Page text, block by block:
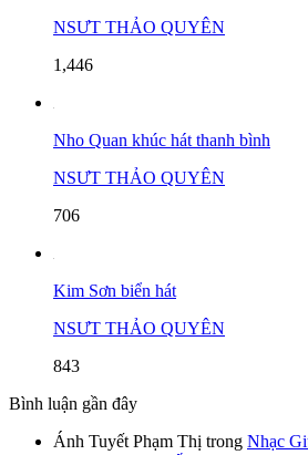
NSƯT THẢO QUYÊN
1,446
Nho Quan khúc hát thanh bình
NSƯT THẢO QUYÊN
706
Kim Sơn biển hát
NSƯT THẢO QUYÊN
843
Bình luận gần đây
Ánh Tuyết Phạm Thị trong Nhạc